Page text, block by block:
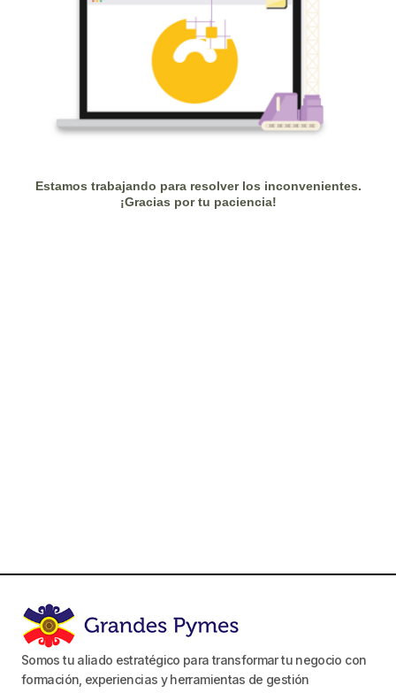
Somos tu aliado estratégico para transformar tu negocio con
formación, experiencias y herramientas de gestión